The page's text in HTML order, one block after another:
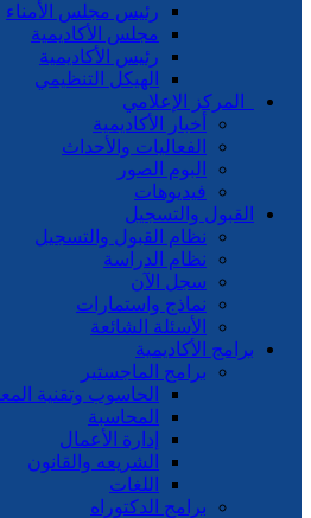
رئيس مجلس الأمناء
مجلس الأكاديمية
رئيس الأكاديمية
الهيكل التنظيمي
المركز الإعلامي
أخبار الأكاديمية
الفعاليات والأحداث
البوم الصور
فيديوهات
القبول والتسجيل
نظام القبول والتسجيل
نظام الدراسة
سجل الآن
نماذج واستمارات
الأسئلة الشائعة
برامج الأكاديمية
برامج الماجستير
الحاسوب وتقنية
المحاسبة
إدارة الأعمال
الشريعه والقانون
اللغات
برامج الدكتوراه